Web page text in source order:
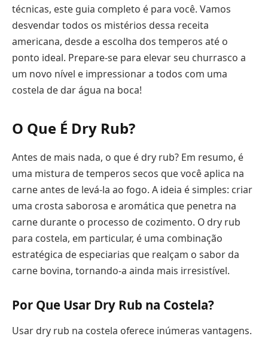
técnicas, este guia completo é para você. Vamos
desvendar todos os mistérios dessa receita
americana, desde a escolha dos temperos até o
ponto ideal. Prepare-se para elevar seu churrasco a
um novo nível e impressionar a todos com uma
costela de dar água na boca!
O Que É Dry Rub?
Antes de mais nada, o que é dry rub? Em resumo, é
uma mistura de temperos secos que você aplica na
carne antes de levá-la ao fogo. A ideia é simples: criar
uma crosta saborosa e aromática que penetra na
carne durante o processo de cozimento. O dry rub
para costela, em particular, é uma combinação
estratégica de especiarias que realçam o sabor da
carne bovina, tornando-a ainda mais irresistível.
Por Que Usar Dry Rub na Costela?
Usar dry rub na costela oferece inúmeras vantagens.